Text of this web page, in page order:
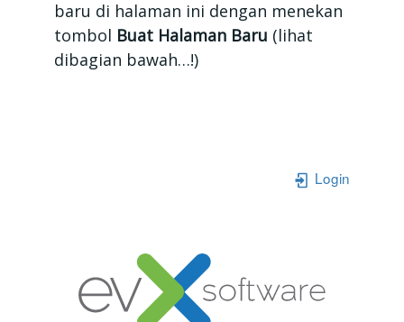
baru di halaman ini dengan menekan
tombol Buat Halaman Baru (lihat
dibagian bawah…!)
Login